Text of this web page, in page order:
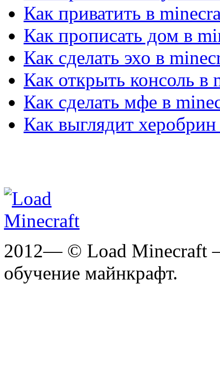
Как приватить в
Как прописать дом в
Как сделать эхо в
Как открыть консоль в
Как сделать мфе в
Как выглядит
2012— © Load Minecraft
обучение майнкрафт.